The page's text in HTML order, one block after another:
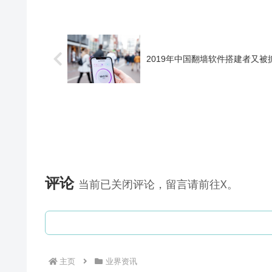
2019年中国翻墙软件搭建者又被
评论 当前已关闭评论，留言请前往X。
主页 业界资讯